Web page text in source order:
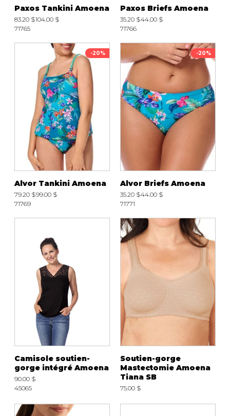
Paxos Tankini Amoena
83.20 $104.00 $
71765
Paxos Briefs Amoena
35.20 $44.00 $
71766
-20%
Alvor Tankini Amoena
79.20 $99.00 $
71769
-20%
Alvor Briefs Amoena
35.20 $44.00 $
71771
Camisole soutien-
gorge intégré Amoena
90.00 $
45065
Soutien-gorge
Mastectomie Amoena
Tiana SB
75.00 $